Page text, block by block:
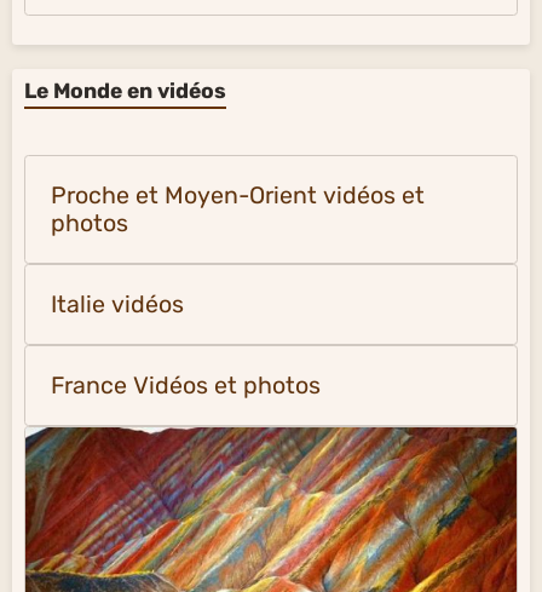
Le Monde en vidéos
Proche et Moyen-Orient vidéos et
photos
Italie vidéos
France Vidéos et photos